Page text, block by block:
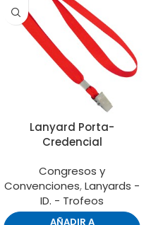
Lanyard Porta-
Credencial
Congresos y
Convenciones,Lanyards -
ID. - Trofeos
AÑADIR A